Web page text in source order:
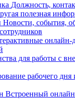
Должность,
полезная
Новости, события,
онлайн-
для работы с
рабочего дня
Встроенный